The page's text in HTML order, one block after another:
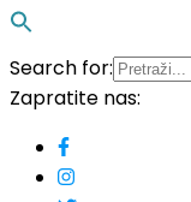
Search for:
Zapratite nas: